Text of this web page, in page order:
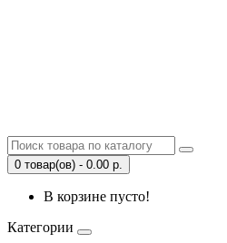
0 товар(ов) - 0.00 р.
В корзине пусто!
Категории